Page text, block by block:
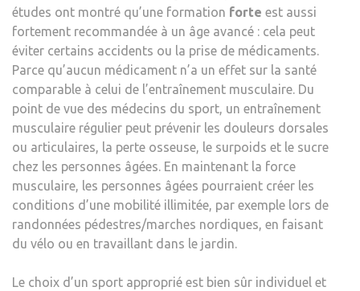
études ont montré qu’une formation forte est aussi
fortement recommandée à un âge avancé : cela peut
éviter certains accidents ou la prise de médicaments.
Parce qu’aucun médicament n’a un effet sur la santé
comparable à celui de l’entraînement musculaire. Du
point de vue des médecins du sport, un entraînement
musculaire régulier peut prévenir les douleurs dorsales
ou articulaires, la perte osseuse, le surpoids et le sucre
chez les personnes âgées. En maintenant la force
musculaire, les personnes âgées pourraient créer les
conditions d’une mobilité illimitée, par exemple lors de
randonnées pédestres/marches nordiques, en faisant
du vélo ou en travaillant dans le jardin.
Le choix d’un sport approprié est bien sûr individuel et